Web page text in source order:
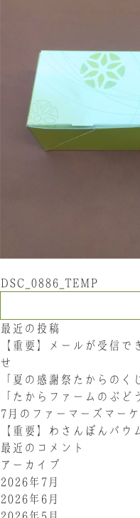
087-844-8801（
DSC_0886_TEMP
最近の投稿
【重要】メールが受信
せ
「夏の感謝祭たからのく
「たからファームのぶど
7月のファーマーズマーケ
【重要】わさんぼんバウ
最近のコメント
アーカイブ
2026年7月
2026年6月